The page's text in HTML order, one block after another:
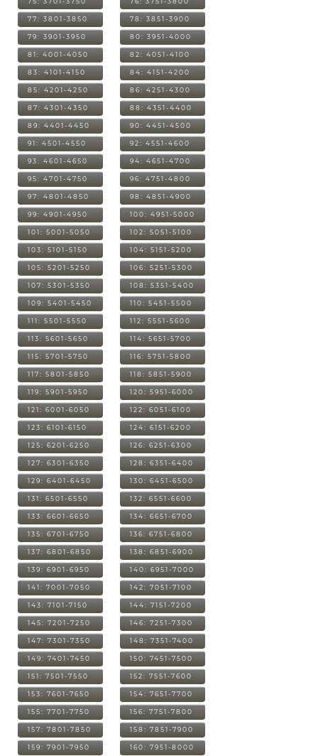
77: 3801-3850 78: 3851-3900
79: 3901-3950 80: 3951-4000
81: 4001-4050 82: 4051-4100
83: 4101-4150 84: 4151-4200
85: 4201-4250 86: 4251-4300
87: 4301-4350 88: 4351-4400
89: 4401-4450 90: 4451-4500
91: 4501-4550 92: 4551-4600
93: 4601-4650 94: 4651-4700
95: 4701-4750 96: 4751-4800
97: 4801-4850 98: 4851-4900
99: 4901-4950 100: 4951-5000
101: 5001-5050 102: 5051-5100
103: 5101-5150 104: 5151-5200
105: 5201-5250 106: 5251-5300
107: 5301-5350 108: 5351-5400
109: 5401-5450 110: 5451-5500
111: 5501-5550 112: 5551-5600
113: 5601-5650 114: 5651-5700
115: 5701-5750 116: 5751-5800
117: 5801-5850 118: 5851-5900
119: 5901-5950 120: 5951-6000
121: 6001-6050 122: 6051-6100
123: 6101-6150 124: 6151-6200
125: 6201-6250 126: 6251-6300
127: 6301-6350 128: 6351-6400
129: 6401-6450 130: 6451-6500
131: 6501-6550 132: 6551-6600
133: 6601-6650 134: 6651-6700
135: 6701-6750 136: 6751-6800
137: 6801-6850 138: 6851-6900
139: 6901-6950 140: 6951-7000
141: 7001-7050 142: 7051-7100
143: 7101-7150 144: 7151-7200
145: 7201-7250 146: 7251-7300
147: 7301-7350 148: 7351-7400
149: 7401-7450 150: 7451-7500
151: 7501-7550 152: 7551-7600
153: 7601-7650 154: 7651-7700
155: 7701-7750 156: 7751-7800
157: 7801-7850 158: 7851-7900
159: 7901-7950 160: 7951-8000